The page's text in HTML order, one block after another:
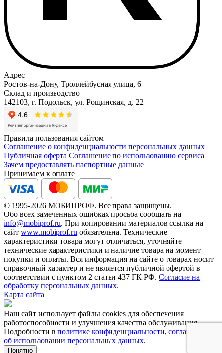
Адрес
Ростов-на-Дону, Троллейбусная улица, 6
Склад и производство
142103, г. Подольск, ул. Рощинская, д. 22
Правила пользования сайтом
Соглашение о конфиденциальности персональных данных
Публичная оферта Соглашение по использованию сервиса
Зачем предоставлять паспортные данные
Принимаем к оплате
© 1995-2026 МОБИПРОФ. Все права защищены.
Обо всех замеченных ошибках просьба сообщать на
info@mobiprof.ru. При копировании материалов ссылка на
сайт www.mobiprof.ru обязательна. Технические
характеристики товара могут отличаться, уточняйте
технические характеристики и наличие товара на момент
покупки и оплаты. Вся информация на сайте о товарах носит
справочный характер и не является публичной офертой в
соответствии с пунктом 2 статьи 437 ГК РФ. Согласие на
обработку персональных данных.
Карта сайта
Наш сайт использует файлы cookies для обеспечения
работоспособности и улучшения качества обслуживания.
Подробности в политике конфиденциальности, соглашении
об использовании персональных данных.
Понятно